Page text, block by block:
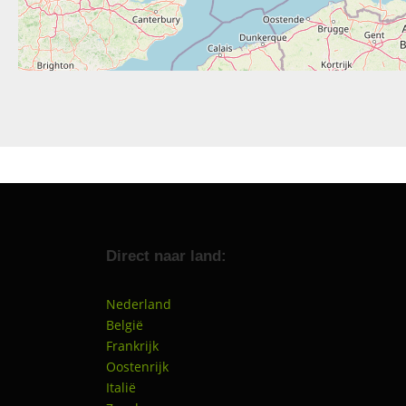
Direct naar land:
Nederland
België
Frankrijk
Oostenrijk
Italië